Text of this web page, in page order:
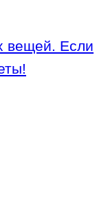
вещей. Если